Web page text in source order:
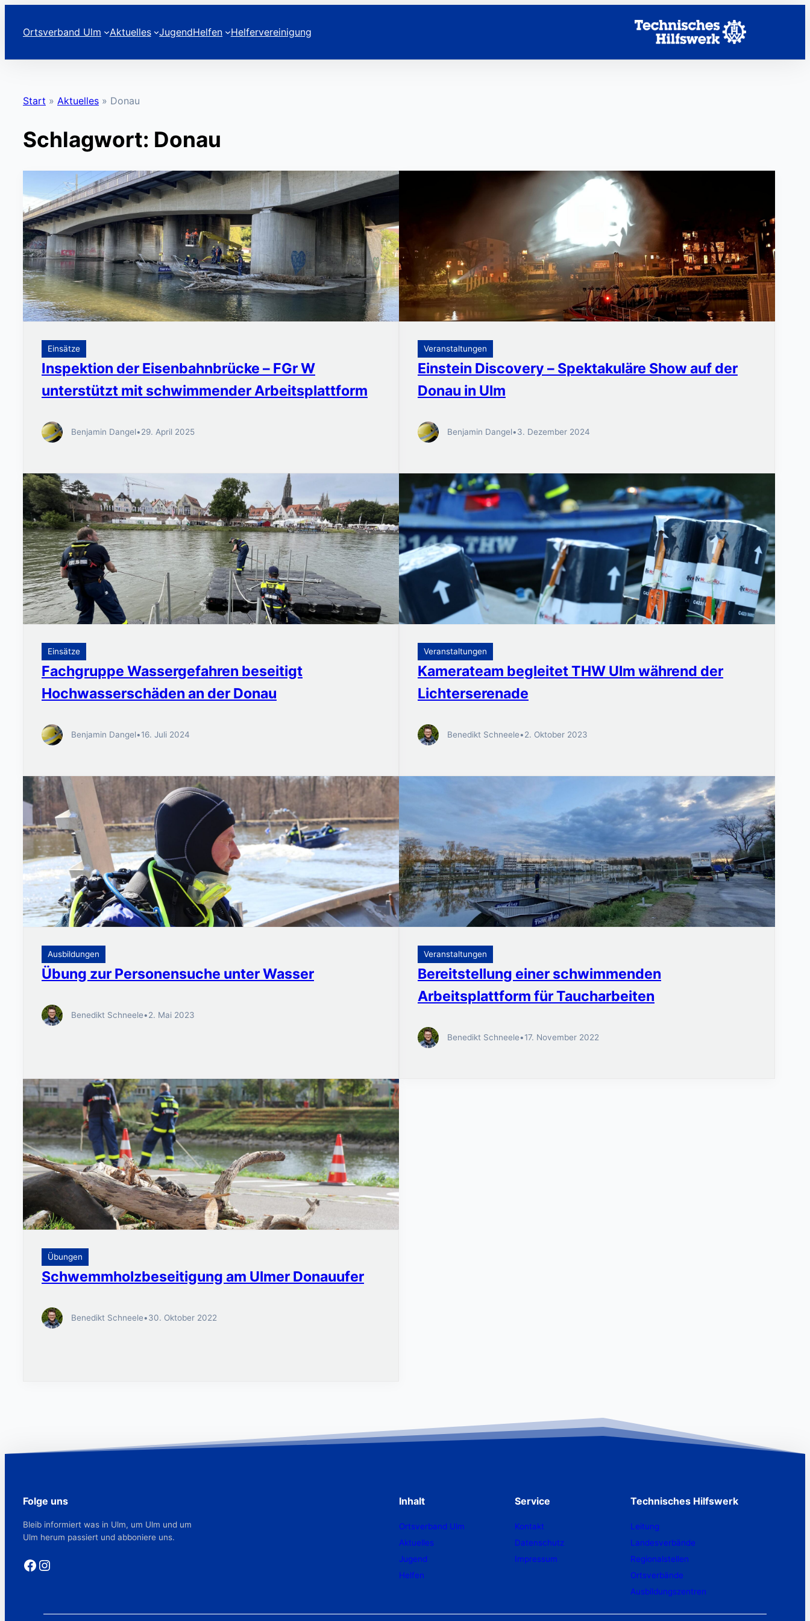
InhaltOrtsverband Ulm Aktuelles JugendHelfen Helfervereinigung
Start » Aktuelles » Donau
Schlagwort: Donau
Einsätze
Inspektion der Eisenbahnbrücke – FGr W
unterstützt mit schwimmender Arbeitsplattform
Benjamin Dangel•29. April 2025
Veranstaltungen
Einstein Discovery – Spektakuläre Show auf der
Donau in Ulm
Benjamin Dangel•3. Dezember 2024
Einsätze
Fachgruppe Wassergefahren beseitigt
Hochwasserschäden an der Donau
Benjamin Dangel•16. Juli 2024
Veranstaltungen
Kamerateam begleitet THW Ulm während der
Lichterserenade
Benedikt Schneele•2. Oktober 2023
Ausbildungen
Übung zur Personensuche unter Wasser
Benedikt Schneele•2. Mai 2023
Veranstaltungen
Bereitstellung einer schwimmenden
Arbeitsplattform für Taucharbeiten
Benedikt Schneele•17. November 2022
Übungen
Schwemmholzbeseitigung am Ulmer Donauufer
Benedikt Schneele•30. Oktober 2022
Folge uns
Bleib informiert was in Ulm, um Ulm und um
Ulm herum passiert und abboniere uns.
Facebook Instagram
Inhalt
Ortsverband Ulm
Aktuelles
Jugend
Helfen
Service
Kontakt
Datenschutz
Impressum
Technisches Hilfswerk
Leitung
Landesverbände
Regionalstellen
Ortsverbände
Ausbildungszentren